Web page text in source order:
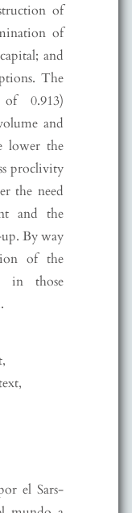
of
of
and
The
of 0.913)
and
lower the
proclivity
the need
and the
By way
of the
in those
el Sars-